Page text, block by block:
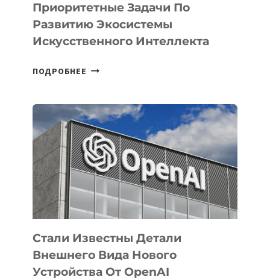
Приоритетные Задачи По
Развитию Экосистемы
Искусственного Интеллекта
ПОДРОБНЕЕ В
ПРИОРИТЕТНЫЕ
ЗАДАЧИ
ПО
РАЗВИТИЮ
ЭКОСИСТЕМЫ
ИСКУССТВЕННОГО
ИНТЕЛЛЕКТА
Стали Известны Детали
Внешнего Вида Нового
Устройства От OpenAI